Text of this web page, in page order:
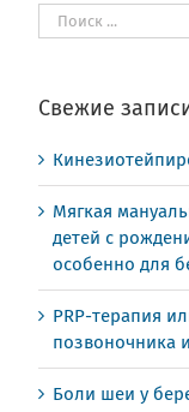
Результат
поиска:
Свежие
Мягкая
детей с
особенно для
PRP-терапия
позвоночника
Боли шеи у